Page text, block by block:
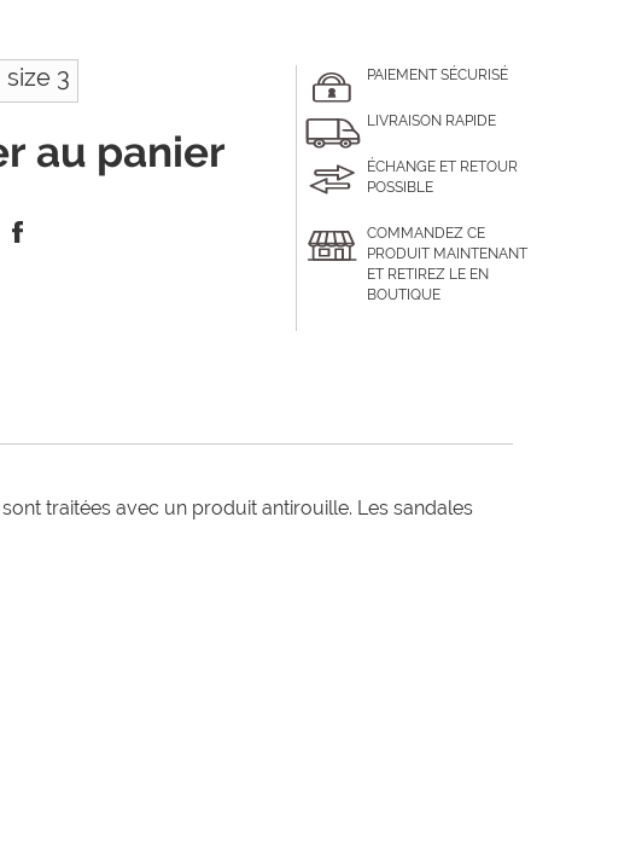
au panier
PAIEMENT SÉCURISÉ
LIVRAISON RAPIDE
ÉCHANGE ET RETOUR
POSSIBLE
COMMANDEZ CE
PRODUIT MAINTENANT
ET RETIREZ LE EN
BOUTIQUE
traitées avec un produit antirouille. Les sandales